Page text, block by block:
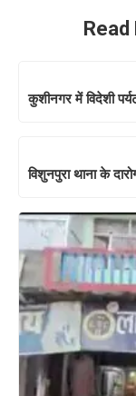
कुशीनगर में विदेशी
विशुनपुरा थाना के